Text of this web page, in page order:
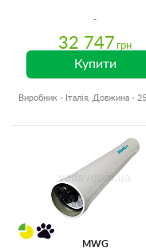
32 747 грн
Купити
Виробник - Італія, Довжина -
MWG